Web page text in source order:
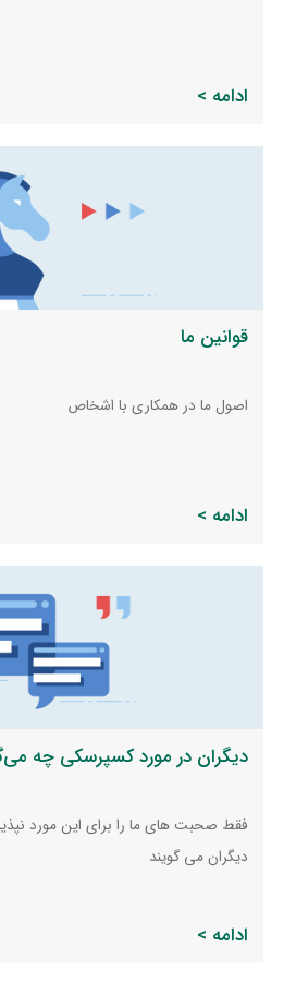
ادامه >
قوانین ما
اصول ما در همکاری با اشخاص
ادامه >
دیگران در مورد کسپرسکی چه
فقط صحبت های ما را برای این مورد
دیگران می گویند
ادامه >